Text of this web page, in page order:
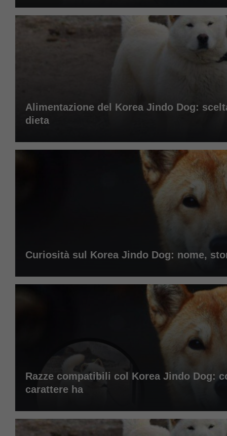
Alimentazione del Korea Jindo Dog:
dieta
Curiosità sul Korea Jindo Dog: nome,
Razze compatibili col Korea Jindo Dog:
carattere ha